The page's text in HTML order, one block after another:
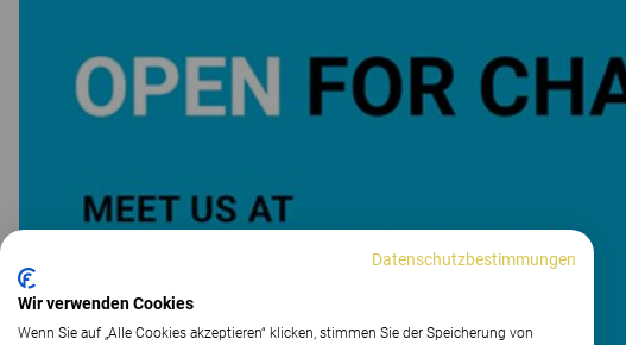
Datenschutzbestimmungen
Wir verwenden Cookies
Wenn Sie auf „Alle Cookies akzeptieren“ klicken, stimmen Sie der Speicherung von